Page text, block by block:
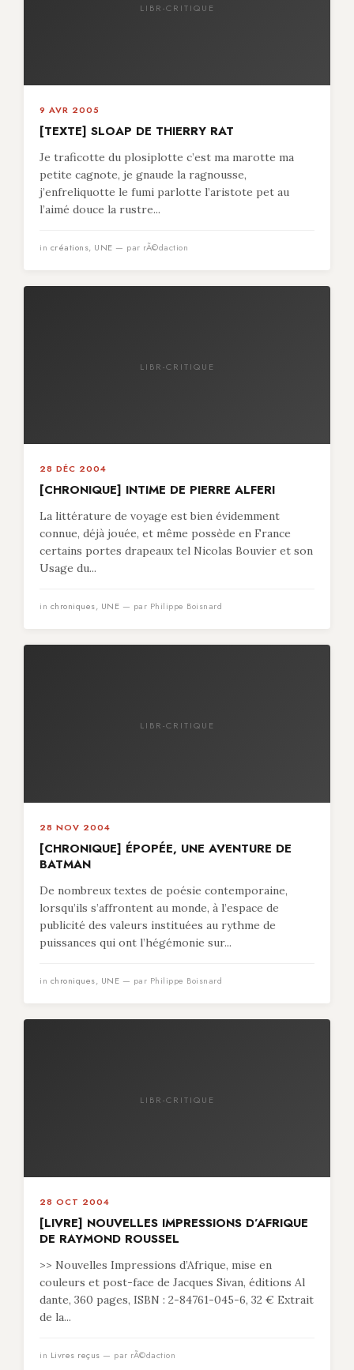
LIBR-CRITIQUE
9 AVR 2005
[TEXTE] SLOAP DE THIERRY RAT
Je traficotte du plosiplotte c’est ma marotte ma
petite cagnote, je gnaude la ragnousse,
j’enfreliquotte le fumi parlotte l’aristote pet au
l’aimé douce la rustre...
in créations, UNE — par rÃ©daction
LIBR-CRITIQUE
28 DÉC 2004
[CHRONIQUE] INTIME DE PIERRE ALFERI
La littérature de voyage est bien évidemment
connue, déjà jouée, et même possède en France
certains portes drapeaux tel Nicolas Bouvier et son
Usage du...
in chroniques, UNE — par Philippe Boisnard
LIBR-CRITIQUE
28 NOV 2004
[CHRONIQUE] ÉPOPÉE, UNE AVENTURE DE
BATMAN
De nombreux textes de poésie contemporaine,
lorsqu’ils s’affrontent au monde, à l’espace de
publicité des valeurs instituées au rythme de
puissances qui ont l’hégémonie sur...
in chroniques, UNE — par Philippe Boisnard
LIBR-CRITIQUE
28 OCT 2004
[LIVRE] NOUVELLES IMPRESSIONS D’AFRIQUE
DE RAYMOND ROUSSEL
>> Nouvelles Impressions d’Afrique, mise en
couleurs et post-face de Jacques Sivan, éditions Al
dante, 360 pages, ISBN : 2-84761-045-6, 32 € Extrait
de la...
in Livres reçus — par rÃ©daction